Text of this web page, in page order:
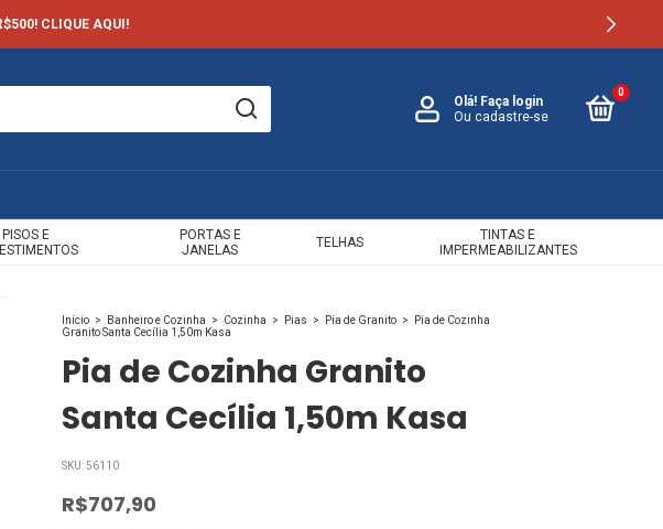
CLIQUE AQUI!
Olá! Faça login
Ou cadastre-se
0
PISOS E
PORTAS E
JANELAS
TELHAS
TINTAS E
IMPERMEABILIZANTES
Início > Banheiro e Cozinha > Cozinha > Pias > Pia de Granito >
Pia de Cozinha
Granito Santa Cecília 1,50m Kasa
Pia de Cozinha Granito
Santa Cecília 1,50m Kasa
SKU:56110
R$707,90